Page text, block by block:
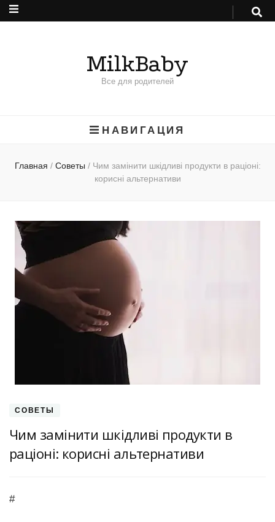
MilkBaby
Все для родителей
НАВИГАЦИЯ
Главная / Советы / Чим замінити шкідливі продукти в раціоні:
корисні альтернативи
СОВЕТЫ
Чим замінити шкідливі продукти в
раціоні: корисні альтернативи
#